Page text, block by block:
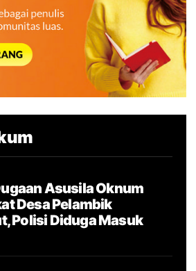
Asusila Oknum
Desa Pelambik
Polisi Diduga Masuk